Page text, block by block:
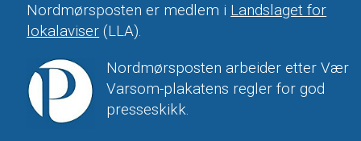
Nordmørsposten er medlem i Landslaget for
lokalaviser (LLA).
Nordmørsposten arbeider etter Vær
Varsom-plakatens regler for god
presseskikk.